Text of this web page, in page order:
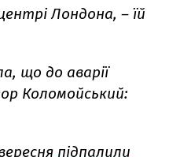
Лондона, – їй
що до аварії
Коломойський:
підпалили